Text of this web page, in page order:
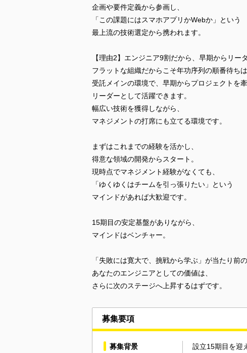
企画や要件定義から参画し、
「この課題にはスマホアプリかWebか」という
最上流の技術選定から携われます。
【理由2】エンジニア9割だから、早期からリー
フラットな組織だからこそ年功序列の順番待ちは
受託メインの環境で、早期からプロジェクトを
リーダーとして活躍できます。
幅広い技術を獲得しながら、
マネジメントの打席にも立てる環境です。
まずはこれまでの経験を活かし、
得意な領域の開発からスタート。
現時点でマネジメント経験がなくても、
「ゆくゆくはチームを引っ張りたい」という
マインドがあれば大歓迎です。
15期目の安定基盤がありながら、
マインドはベンチャー。
「失敗には寛大で、挑戦から学ぶ」が当たり前の
あなたのエンジニアとしての価値は、
さらに次のステージへ上昇するはずです。
募集要項
募集背景
設立15期目を迎